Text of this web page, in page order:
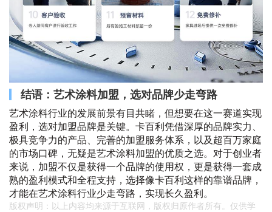
结语：艺术涂料加盟，选对品牌少走弯路
艺术涂料行业的发展前景有目共睹，但想要在这一赛道实现
盈利，选对加盟品牌是关键。卡百利凭借深厚的品牌实力、
极具竞争力的产品、完善的加盟服务体系，以及超百万家庭
的市场口碑，无疑是艺术涂料加盟的优质之选。对于创业者
来说，加盟不仅是获得一个品牌的使用权，更是获得一套成
熟的盈利模式和全程支持，选择像卡百利这样的靠谱品牌，
才能在艺术涂料行业少走弯路，实现长久盈利。
版权声明：以上内容均来源于互联网，版权归原作者所有。仅供学